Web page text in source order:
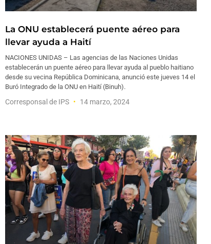
La ONU establecerá puente aéreo para
llevar ayuda a Haití
NACIONES UNIDAS – Las agencias de las Naciones Unidas
establecerán un puente aéreo para llevar ayuda al pueblo haitiano
desde su vecina República Dominicana, anunció este jueves 14 el
Buró Integrado de la ONU en Haití (Binuh).
Corresponsal de IPS 14 marzo, 2024